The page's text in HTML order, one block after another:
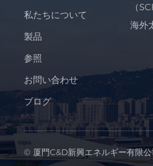
私たちについて
製品
参照
お問い合わせ
ブログ
（
海外
© 厦門C&D新興エネルギー有限